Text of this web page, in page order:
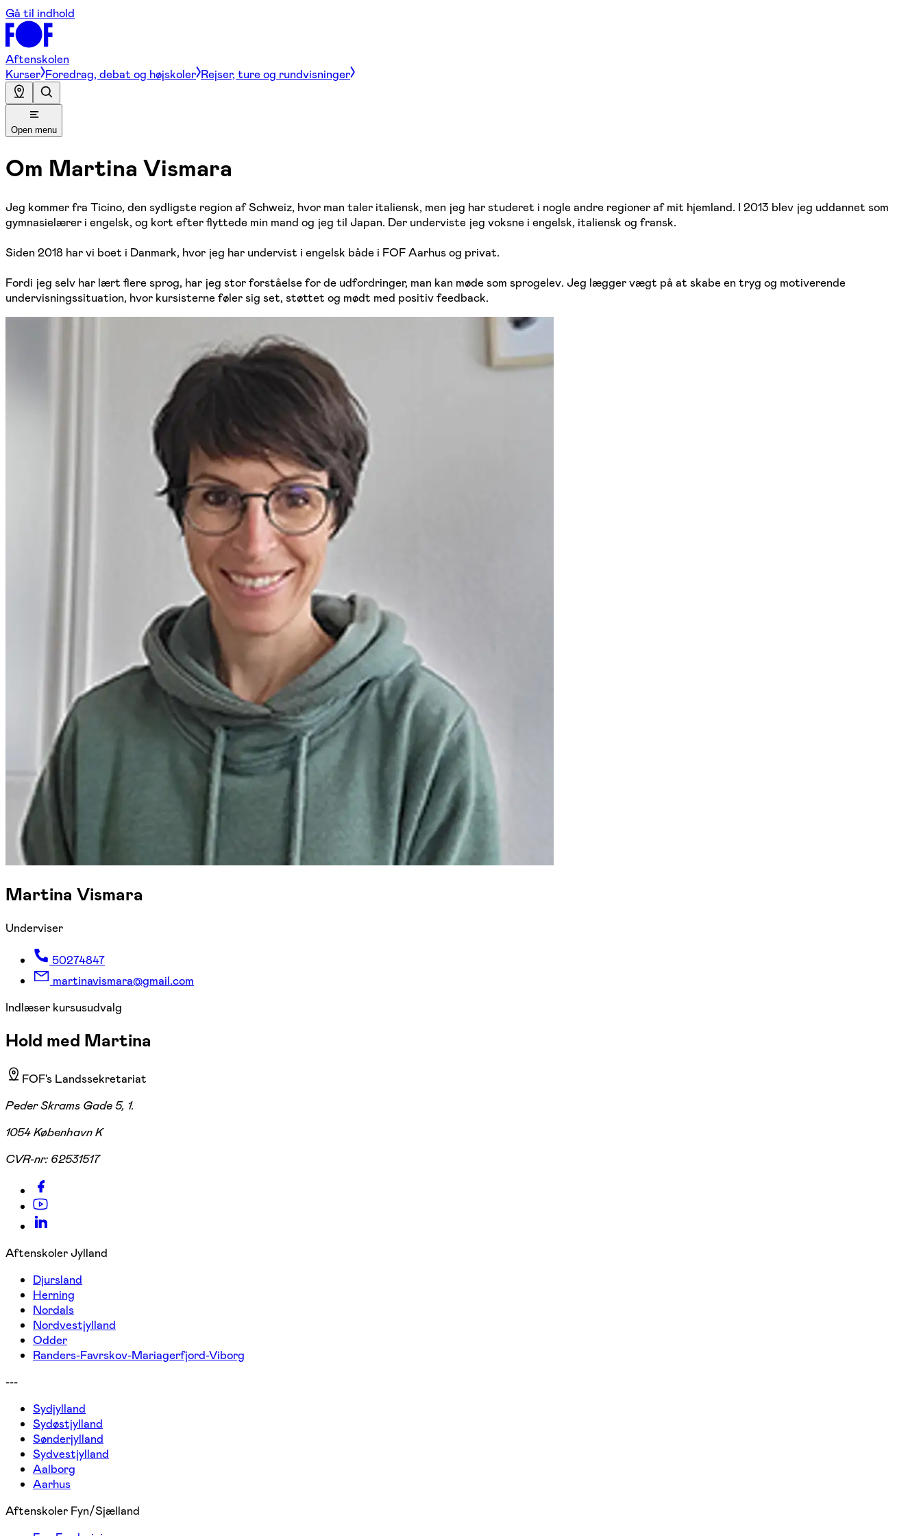
Gå til indhold
Aftenskolen
Kurser Foredrag, debat og højskoler Rejser, ture og rundvisninger
Open menu
Om Martina Vismara
Jeg kommer fra Ticino, den sydligste region af Schweiz, hvor man taler italiensk, men jeg har studeret i nogle andre regioner af mit hjemland. I 2013 blev jeg uddannet som
gymnasielærer i engelsk, og kort efter flyttede min mand og jeg til Japan. Der underviste jeg voksne i engelsk, italiensk og fransk.
Siden 2018 har vi boet i Danmark, hvor jeg har undervist i engelsk både i FOF Aarhus og privat.
Fordi jeg selv har lært flere sprog, har jeg stor forståelse for de udfordringer, man kan møde som sprogelev. Jeg lægger vægt på at skabe en tryg og motiverende
undervisningssituation, hvor kursisterne føler sig set, støttet og mødt med positiv feedback.
Martina Vismara
Underviser
50274847
martinavismara@gmail.com
Indlæser kursusudvalg
Hold med Martina
FOF's Landssekretariat
Peder Skrams Gade 5, 1.
1054 København K
CVR-nr: 62531517
Aftenskoler Jylland
Djursland
Herning
Nordals
Nordvestjylland
Odder
Randers-Favrskov-Mariagerfjord-Viborg
---
Sydjylland
Sydøstjylland
Sønderjylland
Sydvestjylland
Aalborg
Aarhus
Aftenskoler Fyn/Sjælland